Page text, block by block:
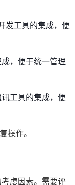
发工具的集成，便
，便于统一管理
工具的集成，便
操作。
虑因素。需要评